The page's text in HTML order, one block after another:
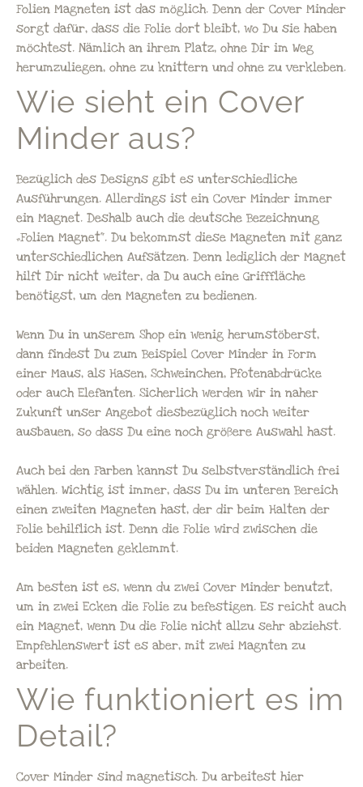
Folien Magneten ist das möglich. Denn der Cover Minder
sorgt dafür, dass die Folie dort bleibt, wo Du sie haben
möchtest. Nämlich an ihrem Platz, ohne Dir im Weg
herumzuliegen, ohne zu knittern und ohne zu verkleben.
Wie sieht ein Cover
Minder aus?
Bezüglich des Designs gibt es unterschiedliche
Ausführungen. Allerdings ist ein Cover Minder immer
ein Magnet. Deshalb auch die deutsche Bezeichnung
„Folien Magnet“. Du bekommst diese Magneten mit ganz
unterschiedlichen Aufsätzen. Denn lediglich der Magnet
hilft Dir nicht weiter, da Du auch eine Grifffläche
benötigst, um den Magneten zu bedienen.
Wenn Du in unserem Shop ein wenig herumstöberst,
dann findest Du zum Beispiel Cover Minder in Form
einer Maus, als Hasen, Schweinchen, Pfotenabdrücke
oder auch Elefanten. Sicherlich werden wir in naher
Zukunft unser Angebot diesbezüglich noch weiter
ausbauen, so dass Du eine noch größere Auswahl hast.
Auch bei den Farben kannst Du selbstverständlich frei
wählen. Wichtig ist immer, dass Du im unteren Bereich
einen zweiten Magneten hast, der dir beim Halten der
Folie behilflich ist. Denn die Folie wird zwischen die
beiden Magneten geklemmt.
Am besten ist es, wenn du zwei Cover Minder benutzt,
um in zwei Ecken die Folie zu befestigen. Es reicht auch
ein Magnet, wenn Du die Folie nicht allzu sehr abziehst.
Empfehlenswert ist es aber, mit zwei Magnten zu
arbeiten.
Wie funktioniert es im
Detail?
Cover Minder sind magnetisch. Du arbeitest hier